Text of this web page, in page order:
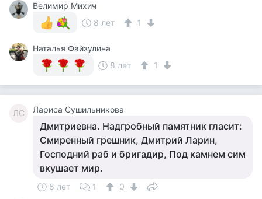
Велимир Михич
8 лет
1
Наталья Файзулина
8 лет
1
ЛС Лариса Сушильникова
Дмитриевна. Надгробный памятник гласит:
Смиренный грешник, Дмитрий Ларин,
Господний раб и бригадир, Под камнем сим
вкушает мир.
8 лет 1
0